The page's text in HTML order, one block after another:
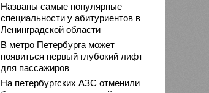
Названы самые популярные
специальности у абитуриентов в
Ленинградской области
В метро Петербурга может
появиться первый глубокий лифт
для пассажиров
На петербургских АЗС отменили